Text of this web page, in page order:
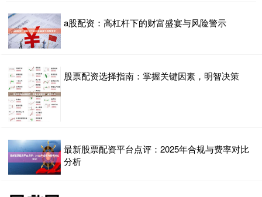
a股配资：高杠杆下的财富盛宴与风险警示
股票配资选择指南：掌握关键因素，明智决策
最新股票配资平台点评：2025年合规与费率对比
分析